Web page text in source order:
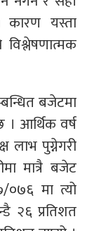
कारण यस्ता
विश्लेषणात्मक
बजेटमा
आर्थिक वर्ष
लाभ पुग्नेगरी
मात्रै बजेट
०७६ मा त्यो
२६ प्रतिशत